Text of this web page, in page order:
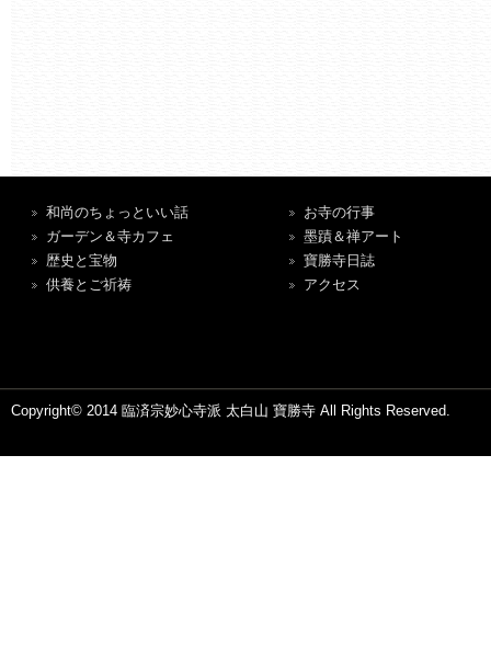
和尚のちょっといい話
ガーデン＆寺カフェ
歴史と宝物
供養とご祈祷
お寺の行事
墨蹟＆禅アート
寶勝寺日誌
アクセス
Copyright© 2014 臨済宗妙心寺派 太白山 寶勝寺 All Rights Reserved.